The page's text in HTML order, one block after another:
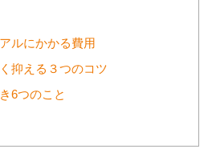
ルにかかる費用
抑える３つのコツ
6つのこと